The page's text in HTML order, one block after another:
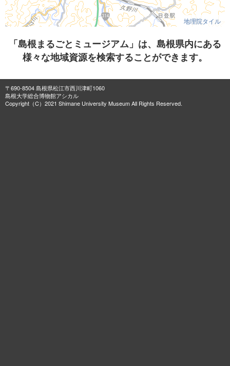
地理院タイル
「島根まるごとミュージアム」は、島根県内にある
様々な地域資源を検索することができます。
〒690-8504 島根県松江市西川津町1060
島根大学総合博物館アシカル
Copyright（C）2021 Shimane University Museum All Rights Reserved.